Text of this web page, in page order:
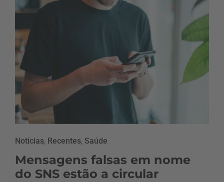
Notícias, Recentes, Saúde
Mensagens falsas em nome
do SNS estão a circular